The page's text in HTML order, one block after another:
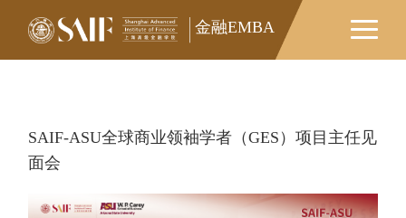
金融EMBA
金融EMBA
SAIF-ASU全球商业领袖学者（GES）项目主任见
面会